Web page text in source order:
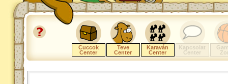
Cuccok
Center
Teve
Center
Karaván
Center
Kapcsolat
Center